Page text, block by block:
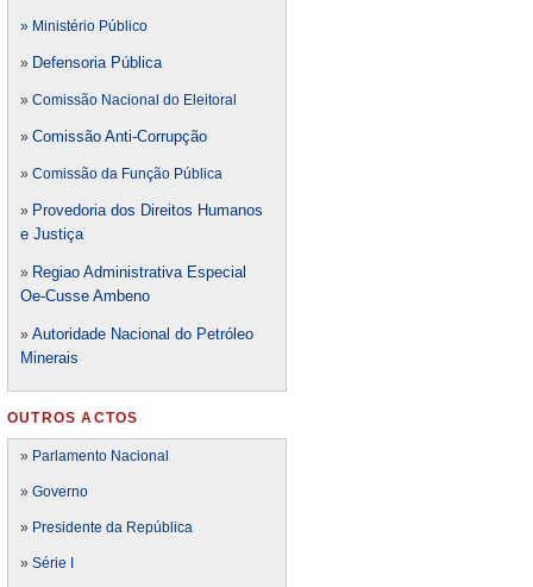
» Ministério Público
» Defensoria Pública
» Comissão Nacional do Eleitoral
» Comissão Anti-Corrupção
» Comissão da Função Pública
» Provedoria dos Direitos Humanos
e Justiça
» Regiao Administrativa Especial
Oe-Cusse Ambeno
» Autoridade Nacional do Petróleo
Minerais
OUTROS ACTOS
» Parlamento Nacional
» Governo
» Presidente da República
» Série I